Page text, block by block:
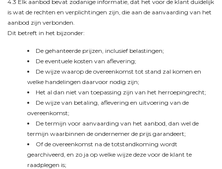
4.3 Elk aanbod bevat zodanige informatie, dat het voor de klant duidelijk
is wat de rechten en verplichtingen zijn, die aan de aanvaarding van het
aanbod zijn verbonden.
Dit betreft in het bijzonder:
De gehanteerde prijzen, inclusief belastingen;
De eventuele kosten van aflevering;
De wijze waarop de overeenkomst tot stand zal komen en
welke handelingen daarvoor nodig zijn;
Het al dan niet van toepassing zijn van het herroepingrecht;
De wijze van betaling, aflevering en uitvoering van de
overeenkomst;
De termijn voor aanvaarding van het aanbod, dan wel de
termijn waarbinnen de ondernemer de prijs garandeert;
Of de overeenkomst na de totstandkoming wordt
gearchiveerd, en zo ja op welke wijze deze voor de klant te
raadplegen is;